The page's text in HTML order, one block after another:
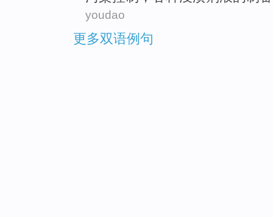
youdao
更多双语例句